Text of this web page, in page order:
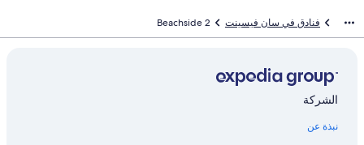
فنادق في سان فيسينت Beachside 2
الشركة
نبذة عن